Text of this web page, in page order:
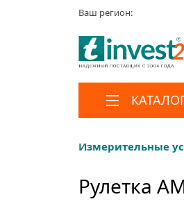
Ваш регион:
Измерительные
Рулетка